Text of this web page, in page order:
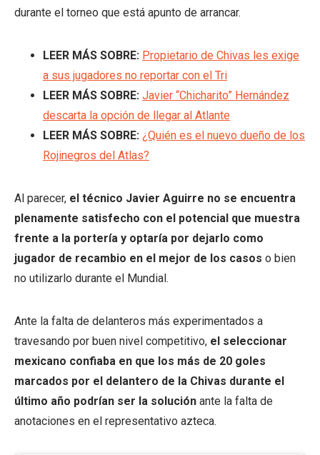
durante el torneo que está apunto de arrancar.
LEER MÁS SOBRE: Propietario de Chivas les exige
a sus jugadores no reportar con el Tri
LEER MÁS SOBRE: Javier “Chicharito” Hernández
descarta la opción de llegar al Atlante
LEER MÁS SOBRE: ¿Quién es el nuevo dueño de los
Rojinegros del Atlas?
Al parecer, el técnico Javier Aguirre no se encuentra
plenamente satisfecho con el potencial que muestra
frente a la portería y optaría por dejarlo como
jugador de recambio en el mejor de los casos o bien
no utilizarlo durante el Mundial.
Ante la falta de delanteros más experimentados a
travesando por buen nivel competitivo, el seleccionar
mexicano confiaba en que los más de 20 goles
marcados por el delantero de la Chivas durante el
último año podrían ser la solución ante la falta de
anotaciones en el representativo azteca.